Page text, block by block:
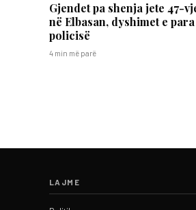
Gjendet pa shenja jete 47-
në Elbasan, dyshimet e
policisë
4 min më parë
LAJME